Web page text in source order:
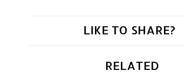
LIKE TO SHARE?
RELATED